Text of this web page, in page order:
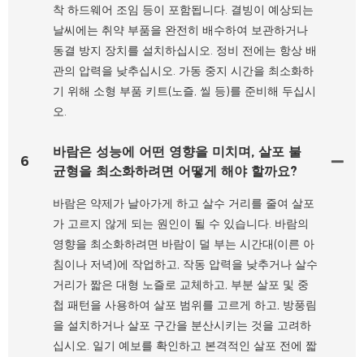
착 하드웨어 조임 등이 포함됩니다. 결빙이 예상되는
날씨에는 취약 부품을 완전히 배수하여 보관하거나
동결 방지 장치를 설치하십시오. 정비 전에는 항상 배
관의 압력을 낮추십시오. 가동 중지 시간을 최소화하
기 위해 소형 부품 키트(노즐, 씰 등)를 준비해 두십시
오.
6
바람은 성능에 어떤 영향을 미치며, 살포 불
균형을 최소화하려면 어떻게 해야 할까요?
바람은 약제가 날아가게 하고 살수 거리를 줄여 살포
가 고르지 않게 되는 원인이 될 수 있습니다. 바람의
영향을 최소화하려면 바람이 덜 부는 시간대(이른 아
침이나 저녁)에 작업하고, 작동 압력을 낮추거나 살수
거리가 짧은 대형 노즐로 교체하고, 부분 살포 및 중
첩 패턴을 사용하여 살포 범위를 고르게 하고, 방풍림
을 설치하거나 살포 구간을 분산시키는 것을 고려하
십시오. 일기 예보를 확인하고 본격적인 살포 전에 짧